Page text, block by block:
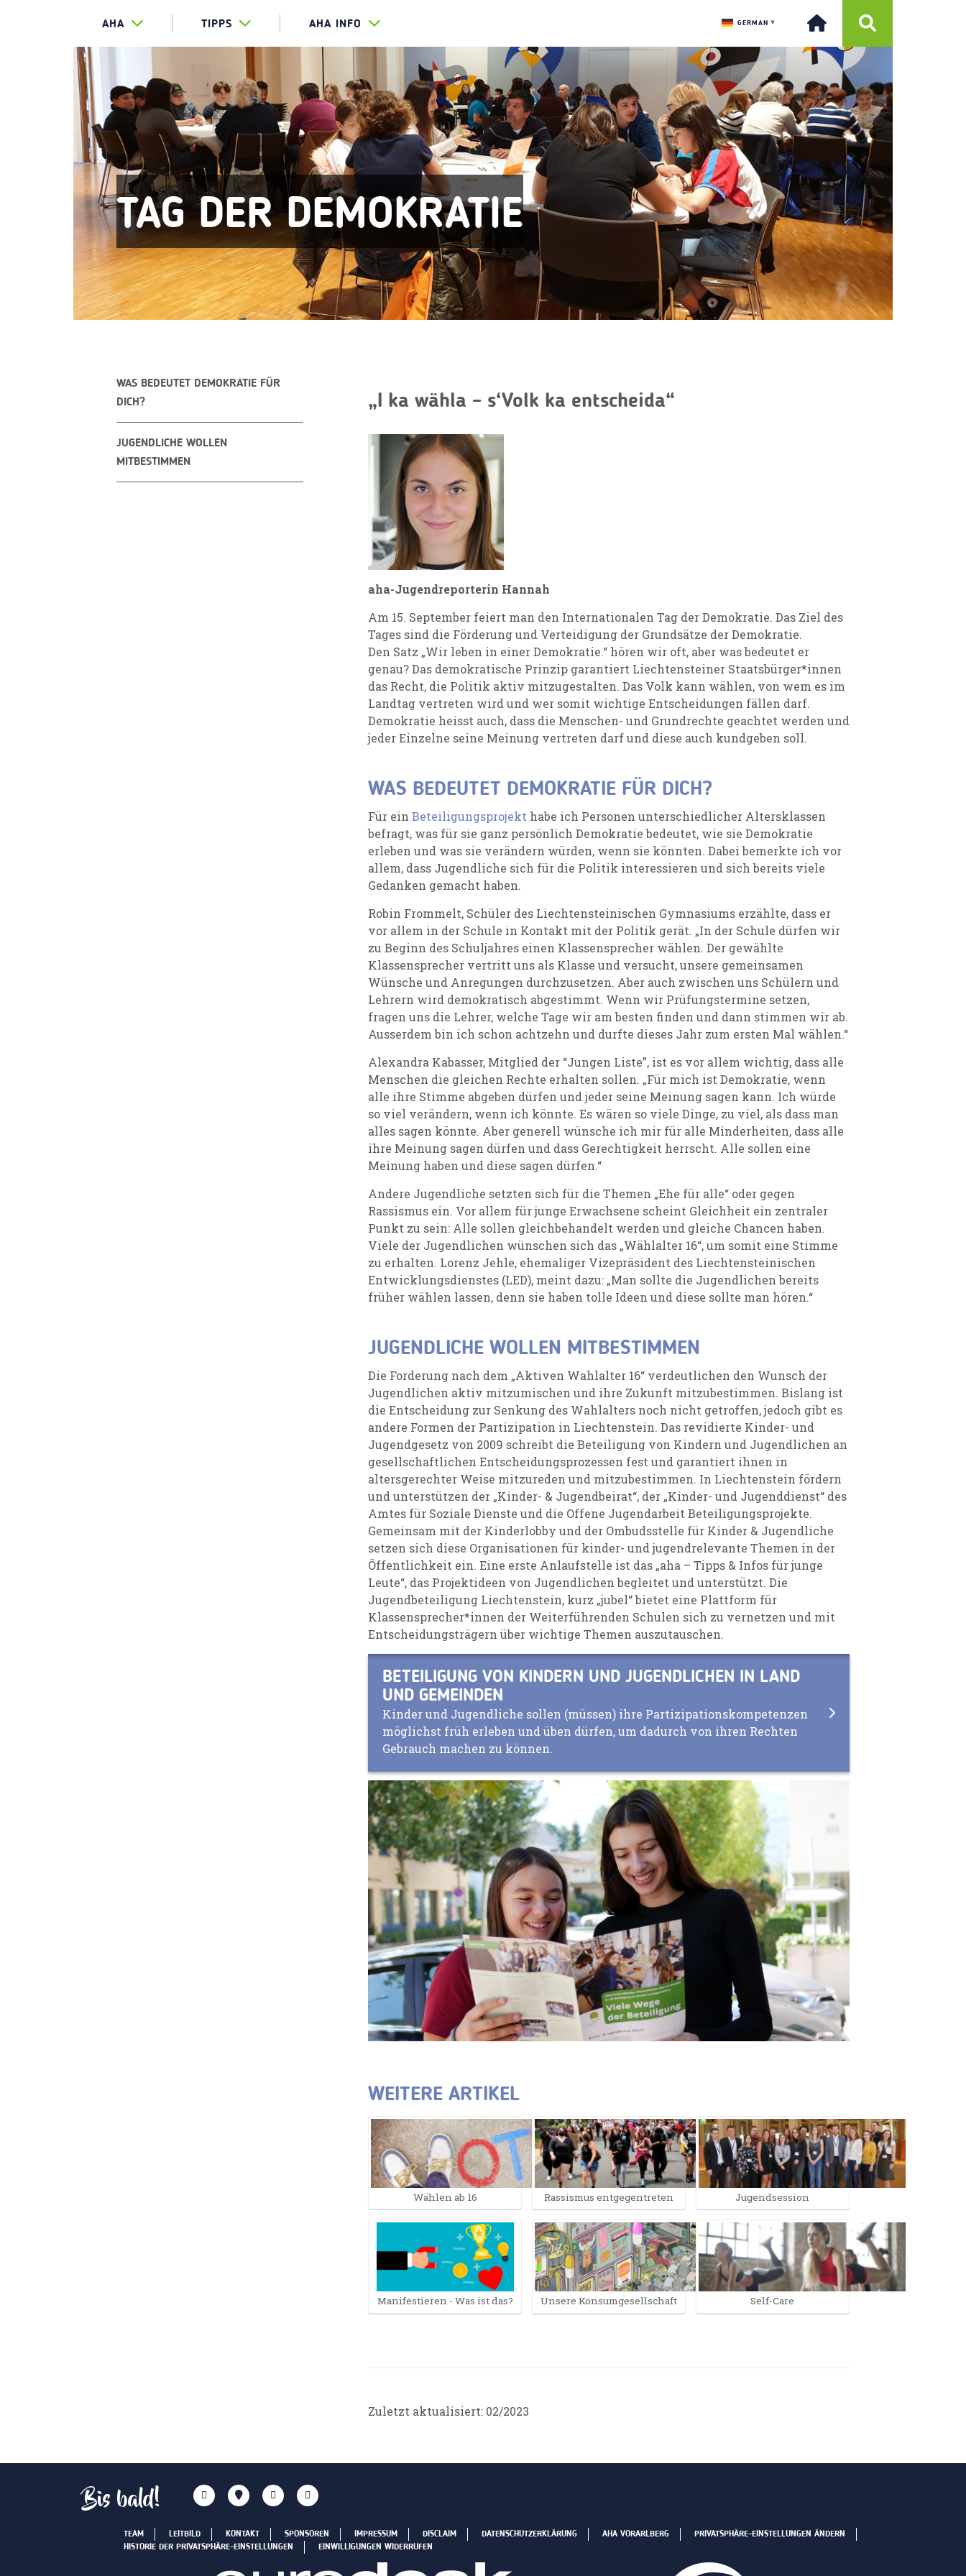
AHA TIPPS AHA INFO GERMAN ▼
TAG DER DEMOKRATIE
WAS BEDEUTET DEMOKRATIE FÜR
DICH?
JUGENDLICHE WOLLEN
MITBESTIMMEN
„I ka wähla – s‘Volk ka entscheida“
aha-Jugendreporterin Hannah
Am 15. September feiert man den Internationalen Tag der Demokratie. Das Ziel des
Tages sind die Förderung und Verteidigung der Grundsätze der Demokratie.
Den Satz „Wir leben in einer Demokratie.“ hören wir oft, aber was bedeutet er
genau? Das demokratische Prinzip garantiert Liechtensteiner Staatsbürger*innen
das Recht, die Politik aktiv mitzugestalten. Das Volk kann wählen, von wem es im
Landtag vertreten wird und wer somit wichtige Entscheidungen fällen darf.
Demokratie heisst auch, dass die Menschen- und Grundrechte geachtet werden und
jeder Einzelne seine Meinung vertreten darf und diese auch kundgeben soll.
WAS BEDEUTET DEMOKRATIE FÜR DICH?
Für ein Beteiligungsprojekt habe ich Personen unterschiedlicher Altersklassen
befragt, was für sie ganz persönlich Demokratie bedeutet, wie sie Demokratie
erleben und was sie verändern würden, wenn sie könnten. Dabei bemerkte ich vor
allem, dass Jugendliche sich für die Politik interessieren und sich bereits viele
Gedanken gemacht haben.
Robin Frommelt, Schüler des Liechtensteinischen Gymnasiums erzählte, dass er
vor allem in der Schule in Kontakt mit der Politik gerät. „In der Schule dürfen wir
zu Beginn des Schuljahres einen Klassensprecher wählen. Der gewählte
Klassensprecher vertritt uns als Klasse und versucht, unsere gemeinsamen
Wünsche und Anregungen durchzusetzen. Aber auch zwischen uns Schülern und
Lehrern wird demokratisch abgestimmt. Wenn wir Prüfungstermine setzen,
fragen uns die Lehrer, welche Tage wir am besten finden und dann stimmen wir ab.
Ausserdem bin ich schon achtzehn und durfte dieses Jahr zum ersten Mal wählen.“
Alexandra Kabasser, Mitglied der “Jungen Liste”, ist es vor allem wichtig, dass alle
Menschen die gleichen Rechte erhalten sollen. „Für mich ist Demokratie, wenn
alle ihre Stimme abgeben dürfen und jeder seine Meinung sagen kann. Ich würde
so viel verändern, wenn ich könnte. Es wären so viele Dinge, zu viel, als dass man
alles sagen könnte. Aber generell wünsche ich mir für alle Minderheiten, dass alle
ihre Meinung sagen dürfen und dass Gerechtigkeit herrscht. Alle sollen eine
Meinung haben und diese sagen dürfen.“
Andere Jugendliche setzten sich für die Themen „Ehe für alle“ oder gegen
Rassismus ein. Vor allem für junge Erwachsene scheint Gleichheit ein zentraler
Punkt zu sein: Alle sollen gleichbehandelt werden und gleiche Chancen haben.
Viele der Jugendlichen wünschen sich das „Wählalter 16“, um somit eine Stimme
zu erhalten. Lorenz Jehle, ehemaliger Vizepräsident des Liechtensteinischen
Entwicklungsdienstes (LED), meint dazu: „Man sollte die Jugendlichen bereits
früher wählen lassen, denn sie haben tolle Ideen und diese sollte man hören.“
JUGENDLICHE WOLLEN MITBESTIMMEN
Die Forderung nach dem „Aktiven Wahlalter 16“ verdeutlichen den Wunsch der
Jugendlichen aktiv mitzumischen und ihre Zukunft mitzubestimmen. Bislang ist
die Entscheidung zur Senkung des Wahlalters noch nicht getroffen, jedoch gibt es
andere Formen der Partizipation in Liechtenstein. Das revidierte Kinder- und
Jugendgesetz von 2009 schreibt die Beteiligung von Kindern und Jugendlichen an
gesellschaftlichen Entscheidungsprozessen fest und garantiert ihnen in
altersgerechter Weise mitzureden und mitzubestimmen. In Liechtenstein fördern
und unterstützen der „Kinder- & Jugendbeirat“, der „Kinder- und Jugenddienst“ des
Amtes für Soziale Dienste und die Offene Jugendarbeit Beteiligungsprojekte.
Gemeinsam mit der Kinderlobby und der Ombudsstelle für Kinder & Jugendliche
setzen sich diese Organisationen für kinder- und jugendrelevante Themen in der
Öffentlichkeit ein. Eine erste Anlaufstelle ist das „aha – Tipps & Infos für junge
Leute“, das Projektideen von Jugendlichen begleitet und unterstützt. Die
Jugendbeteiligung Liechtenstein, kurz „jubel“ bietet eine Plattform für
Klassensprecher*innen der Weiterführenden Schulen sich zu vernetzen und mit
Entscheidungsträgern über wichtige Themen auszutauschen.
BETEILIGUNG VON KINDERN UND JUGENDLICHEN IN LAND
UND GEMEINDEN
Kinder und Jugendliche sollen (müssen) ihre Partizipationskompetenzen
möglichst früh erleben und üben dürfen, um dadurch von ihren Rechten
Gebrauch machen zu können.
WEITERE ARTIKEL
Wählen ab 16
Manifestieren - Was ist das?
Rassismus entgegentreten
Unsere Konsumgesellschaft
Jugendsession
Self-Care
Zuletzt aktualisiert: 02/2023
Bis bald!
TEAM LEITBILD KONTAKT SPONSOREN IMPRESSUM DISCLAIM DATENSCHUTZERKLÄRUNG AHA VORARLBERG
PRIVATSPHÄRE-EINSTELLUNGEN ÄNDERN
HISTORIE DER PRIVATSPHÄRE-EINSTELLUNGEN
EINWILLIGUNGEN WIDERRUFEN